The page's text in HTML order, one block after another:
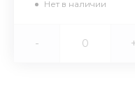
Нет в наличии
-